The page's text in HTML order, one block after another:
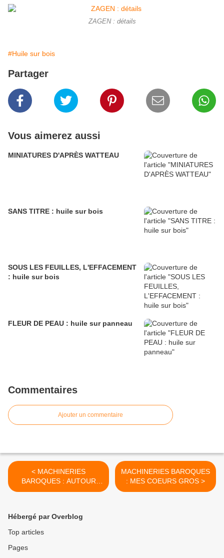
ZAGEN : détails
#Huile sur bois
Partager
Vous aimerez aussi
MINIATURES D'APRÈS WATTEAU
SANS TITRE : huile sur bois
SOUS LES FEUILLES, L'EFFACEMENT
: huile sur bois
FLEUR DE PEAU : huile sur panneau
Commentaires
Ajouter un commentaire
< MACHINERIES
BAROQUES : AUTOUR
D'UN BUSTE
MACHINERIES BAROQUES
: MES COEURS GROS >
Hébergé par Overblog
Top articles
Pages